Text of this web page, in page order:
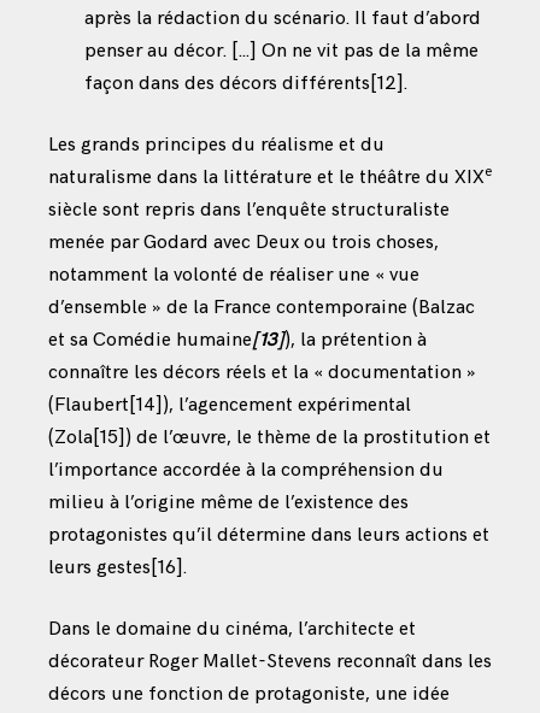
après la rédaction du scénario. Il faut d’abord
penser au décor. […] On ne vit pas de la même
façon dans des décors différents [12].
Les grands principes du réalisme et du
naturalisme dans la littérature et le théâtre du XIXe
siècle sont repris dans l’enquête structuraliste
menée par Godard avec Deux ou trois choses,
notamment la volonté de réaliser une « vue
d’ensemble » de la France contemporaine (Balzac
et sa Comédie humaine[13]), la prétention à
connaître les décors réels et la « documentation »
(Flaubert [14] ), l’agencement expérimental
(Zola[15] ) de l’œuvre, le thème de la prostitution et
l’importance accordée à la compréhension du
milieu à l’origine même de l’existence des
protagonistes qu’il détermine dans leurs actions et
leurs gestes [16].
Dans le domaine du cinéma, l’architecte et
décorateur Roger Mallet-Stevens reconnaît dans les
décors une fonction de protagoniste, une idée